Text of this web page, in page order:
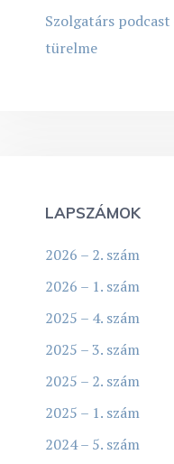
Szolgatárs
türelme
LAPSZÁMOK
2026 – 2. szám
2026 – 1. szám
2025 – 4. szám
2025 – 3. szám
2025 – 2. szám
2025 – 1. szám
2024 – 5. szám